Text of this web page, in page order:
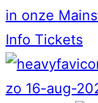
in onze
Info Tickets
zo 16-aug-